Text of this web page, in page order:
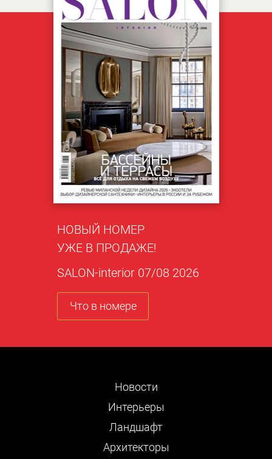
НОВЫЙ НОМЕР
УЖЕ В ПРОДАЖЕ!
SALON-interior 07/08 2026
Что в номере
Новости
Интерьеры
Ландшафт
Архитекторы